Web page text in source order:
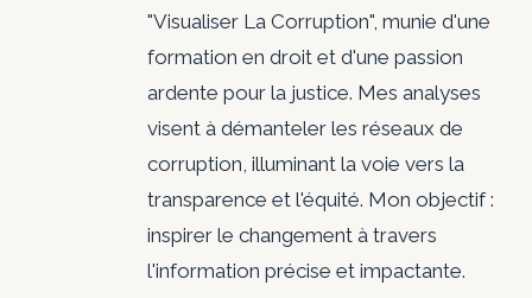
"Visualiser La Corruption", munie d'une
formation en droit et d'une passion
ardente pour la justice. Mes analyses
visent à démanteler les réseaux de
corruption, illuminant la voie vers la
transparence et l'équité. Mon objectif :
inspirer le changement à travers
l'information précise et impactante.